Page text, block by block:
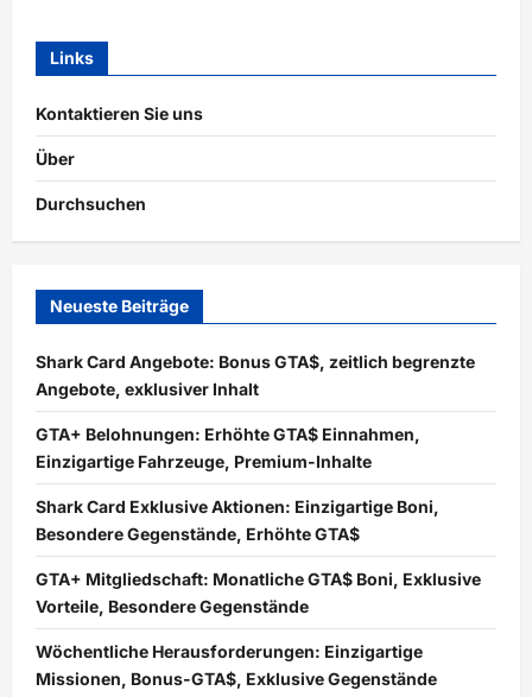
Links
Kontaktieren Sie uns
Über
Durchsuchen
Neueste Beiträge
Shark Card Angebote: Bonus GTA$, zeitlich begrenzte
Angebote, exklusiver Inhalt
GTA+ Belohnungen: Erhöhte GTA$ Einnahmen,
Einzigartige Fahrzeuge, Premium-Inhalte
Shark Card Exklusive Aktionen: Einzigartige Boni,
Besondere Gegenstände, Erhöhte GTA$
GTA+ Mitgliedschaft: Monatliche GTA$ Boni, Exklusive
Vorteile, Besondere Gegenstände
Wöchentliche Herausforderungen: Einzigartige
Missionen, Bonus-GTA$, Exklusive Gegenstände